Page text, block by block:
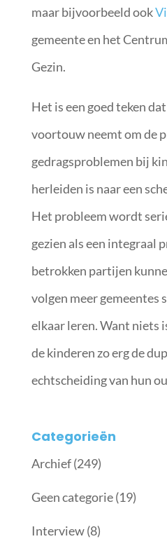
maar bijvoorbeeld ook
gemeente en het
Gezin.
Het is een goed teken
voortouw neemt om de
gedragsproblemen bij
herleiden is naar een
Het probleem wordt
gezien als een integraal
betrokken partijen
volgen meer gemeentes
elkaar leren. Want niets
de kinderen zo erg de
echtscheiding van hun
Categorieën
Archief(249)
Geen categorie(19)
Interview(8)